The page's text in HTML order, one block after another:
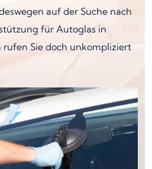
auf der Suche nach
für Autoglas in
rufen Sie doch unkompliziert